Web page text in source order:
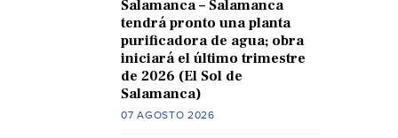
Salamanca – Salamanca
tendrá pronto una planta
purificadora de agua; obra
iniciará el último trimestre
de 2026 (El Sol de
Salamanca)
07 AGOSTO 2026